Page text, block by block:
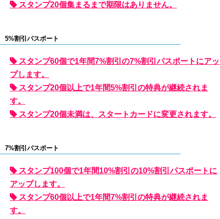
スタンプ20個集まるまで期限はありません。
5%割引パスポート
スタンプ60個で1年間7%割引の7%割引パスポートにアッ
プします。
スタンプ20個以上で1年間5%割引の特典が継続されま
す。
スタンプ20個未満は、スタートカードに変更されます。
7%割引パスポート
スタンプ100個で1年間10%割引の10%割引パスポートに
アップします。
スタンプ60個以上で1年間7%割引の特典が継続されま
す。